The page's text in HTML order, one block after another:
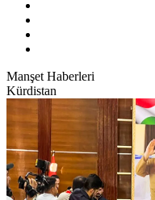
Manşet Haberleri
Kürdistan